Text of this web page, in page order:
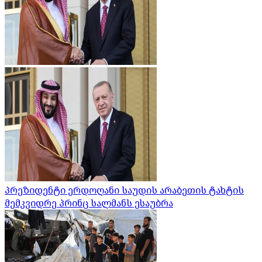
პრეზიდენტი ერდოღანი საუდის არაბეთის ტახტის
მემკვიდრე პრინც სალმანს ესაუბრა